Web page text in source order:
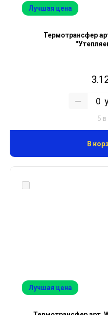
Лучшая цена
Термотрансфер
5 в
В
Лучшая цена